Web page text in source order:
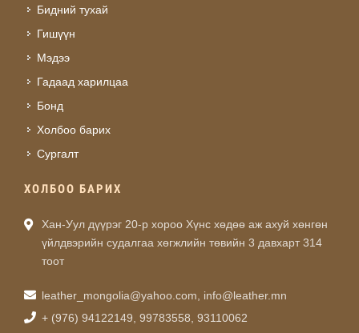
Бидний тухай
Гишүүн
Мэдээ
Гадаад харилцаа
Бонд
Холбоо барих
Сургалт
ХОЛБОО БАРИХ
Хан-Уул дүүрэг 20-р хороо Хүнс хөдөө аж ахуй хөнгөн
үйлдвэрийн судалгаа хөгжлийн төвийн 3 давхарт 314
тоот
leather_mongolia@yahoo.com
info@leather.mn
+ (976) 94122149, 99783558, 93110062